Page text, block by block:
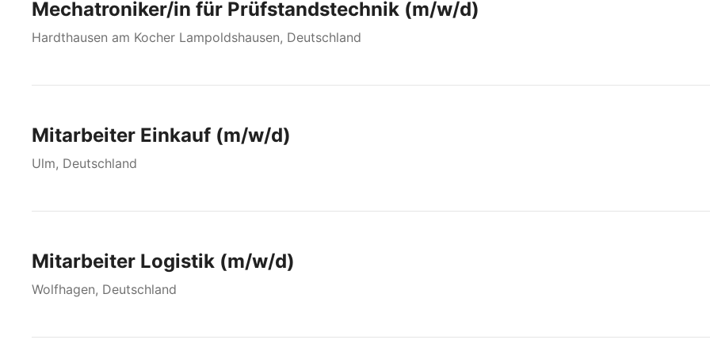
Mechatroniker/in für Prüfstandstechnik (m/w/d)
Hardthausen am Kocher Lampoldshausen, Deutschland
Mitarbeiter Einkauf (m/w/d)
Ulm, Deutschland
Mitarbeiter Logistik (m/w/d)
Wolfhagen, Deutschland